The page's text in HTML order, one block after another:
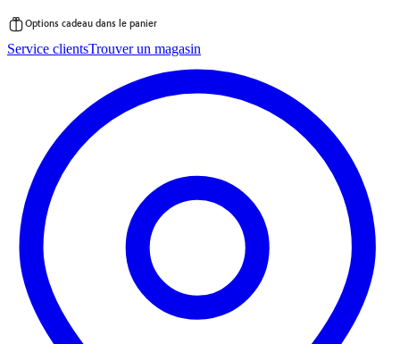
au
Options cadeau dans le panier
Service clientsTrouver un magasin